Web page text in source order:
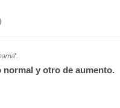
".
y otro de aumento.